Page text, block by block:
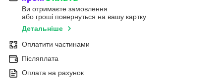
Ви отримаєте замовлення
або гроші повернуться на вашу картку
Детальніше
Оплатити частинами
Післяплата
Оплата на рахунок